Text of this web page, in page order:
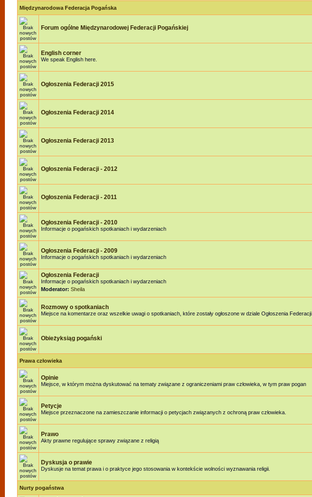
Międzynarodowa Federacja Pogańska
Forum ogólne Międzynarodowej Federacji Pogańskiej
English corner
We speak English here.
Ogłoszenia Federacji 2015
Ogłoszenia Federacji 2014
Ogłoszenia Federacji 2013
Ogłoszenia Federacji - 2012
Ogłoszenia Federacji - 2011
Ogłoszenia Federacji - 2010
Informacje o pogańskich spotkaniach i wydarzeniach
Ogłoszenia Federacji - 2009
Informacje o pogańskich spotkaniach i wydarzeniach
Ogłoszenia Federacji
Informacje o pogańskich spotkaniach i wydarzeniach
Moderator: Sheila
Rozmowy o spotkaniach
Miejsce na komentarze oraz wszelkie uwagi o spotkaniach, które zostały ogłoszone w dziale Ogłoszenia Federacji.
Obieżyksiąg pogański
Prawa człowieka
Opinie
Miejsce, w którym można dyskutować na tematy związane z ograniczeniami praw człowieka, w tym praw pogan
Petycje
Miejsce przeznaczone na zamieszczanie informacji o petycjach związanych z ochroną praw człowieka.
Prawo
Akty prawne regulujące sprawy związane z religią
Dyskusja o prawie
Dyskusje na temat prawa i o praktyce jego stosowania w kontekście wolności wyznawania religii.
Nurty pogaństwa